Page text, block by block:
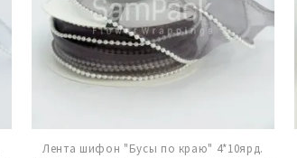
Лента шифон "Бусы по краю" 4*10ярд.